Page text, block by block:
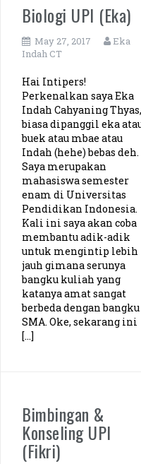
Agribisnis
Ilmu Pendidikan
Biologi UPI (Eka)
May 27, 2017
Eka
Indah CT
Hai Intipers!
Perkenalkan saya Eka
Indah Cahyaning Thyas,
biasa dipanggil eka
buek atau mbae atau
Indah (hehe) bebas deh.
Saya merupakan
mahasiswa semester
enam di Universitas
Pendidikan Indonesia.
Kali ini saya akan coba
membantu adik-adik
untuk mengintip lebih
jauh gimana serunya
bangku kuliah yang
katanya amat sangat
berbeda dengan bangku
SMA. Oke, sekarang ini
[…]
Bimbingan &
Konseling UPI
(Fikri)